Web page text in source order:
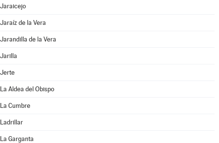
Jaraicejo
Jaraíz de la Vera
Jarandilla de la Vera
Jarilla
Jerte
La Aldea del Obispo
La Cumbre
Ladrillar
La Garganta